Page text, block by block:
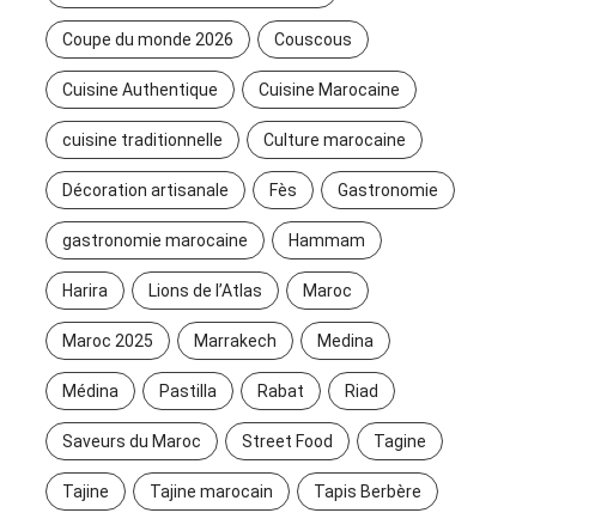
Coupe du monde 2026 Couscous
Cuisine Authentique Cuisine Marocaine
cuisine traditionnelle Culture marocaine
Décoration artisanale Fès Gastronomie
gastronomie marocaine Hammam
Harira Lions de l’Atlas Maroc
Maroc 2025 Marrakech Medina
Médina Pastilla Rabat Riad
Saveurs du Maroc Street Food Tagine
Tajine Tajine marocain Tapis Berbère